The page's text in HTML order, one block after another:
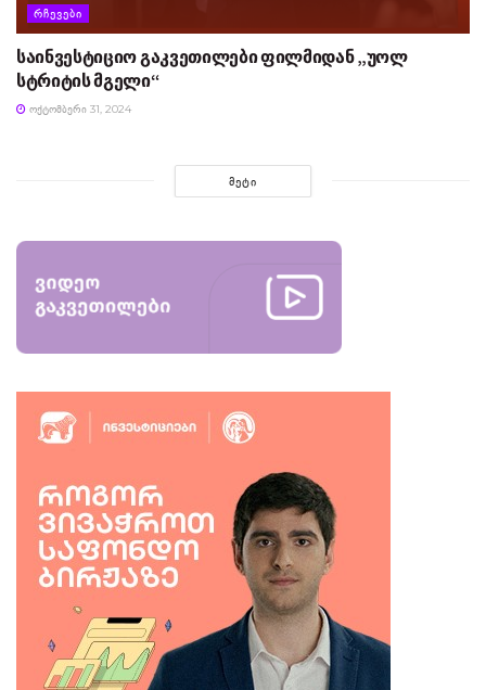
ᲠᲩᲔᲕᲔᲑᲘ
საინვესტიციო გაკვეთილები ფილმიდან „უოლ
სტრიტის მგელი“
ᲝᲥᲢᲝᲛᲑᲔᲠᲘ 31, 2024
ᲛᲔᲢᲘ